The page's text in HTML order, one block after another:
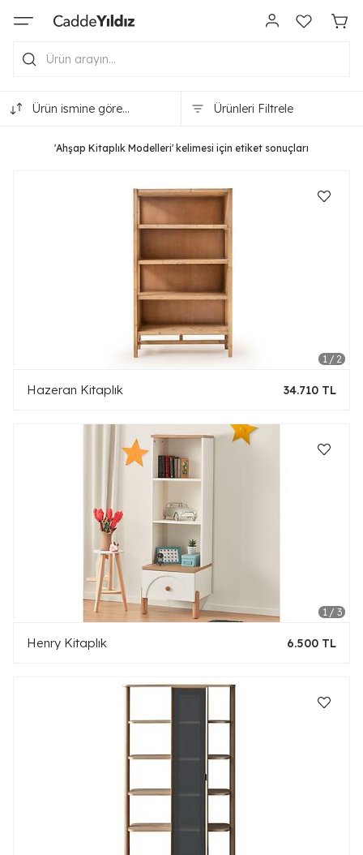
Ürün ismine göre
Ürünleri Filtrele
'Ahşap Kitaplık Modelleri' kelimesi için etiket sonuçları
Hazeran Kitaplık 34.710 TL
Henry Kitaplık 6.500 TL